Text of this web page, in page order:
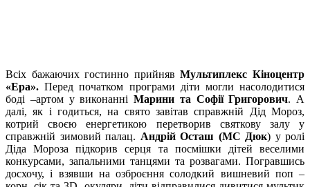
Всіх бажаючих гостинно прийнявМультиплекс Кіноцентр
«Ера». Перед початком програми діти могли насолодитися
боді –артом у виконанні Марини та Софії Григорович. А
далі, як і годиться, на свято завітав справжній Дід Мороз,
котрий своєю енергетикою перетворив святкову залу у
справжній зимовий палац. Андрій Осташ (МС Дюк) у ролі
Діда Мороза підкорив серця та посмішки дітей веселими
конкурсами, запальними танцями та розвагами. Погравшись
досхочу, і взявши на озброєння солодкий вишневий поп –